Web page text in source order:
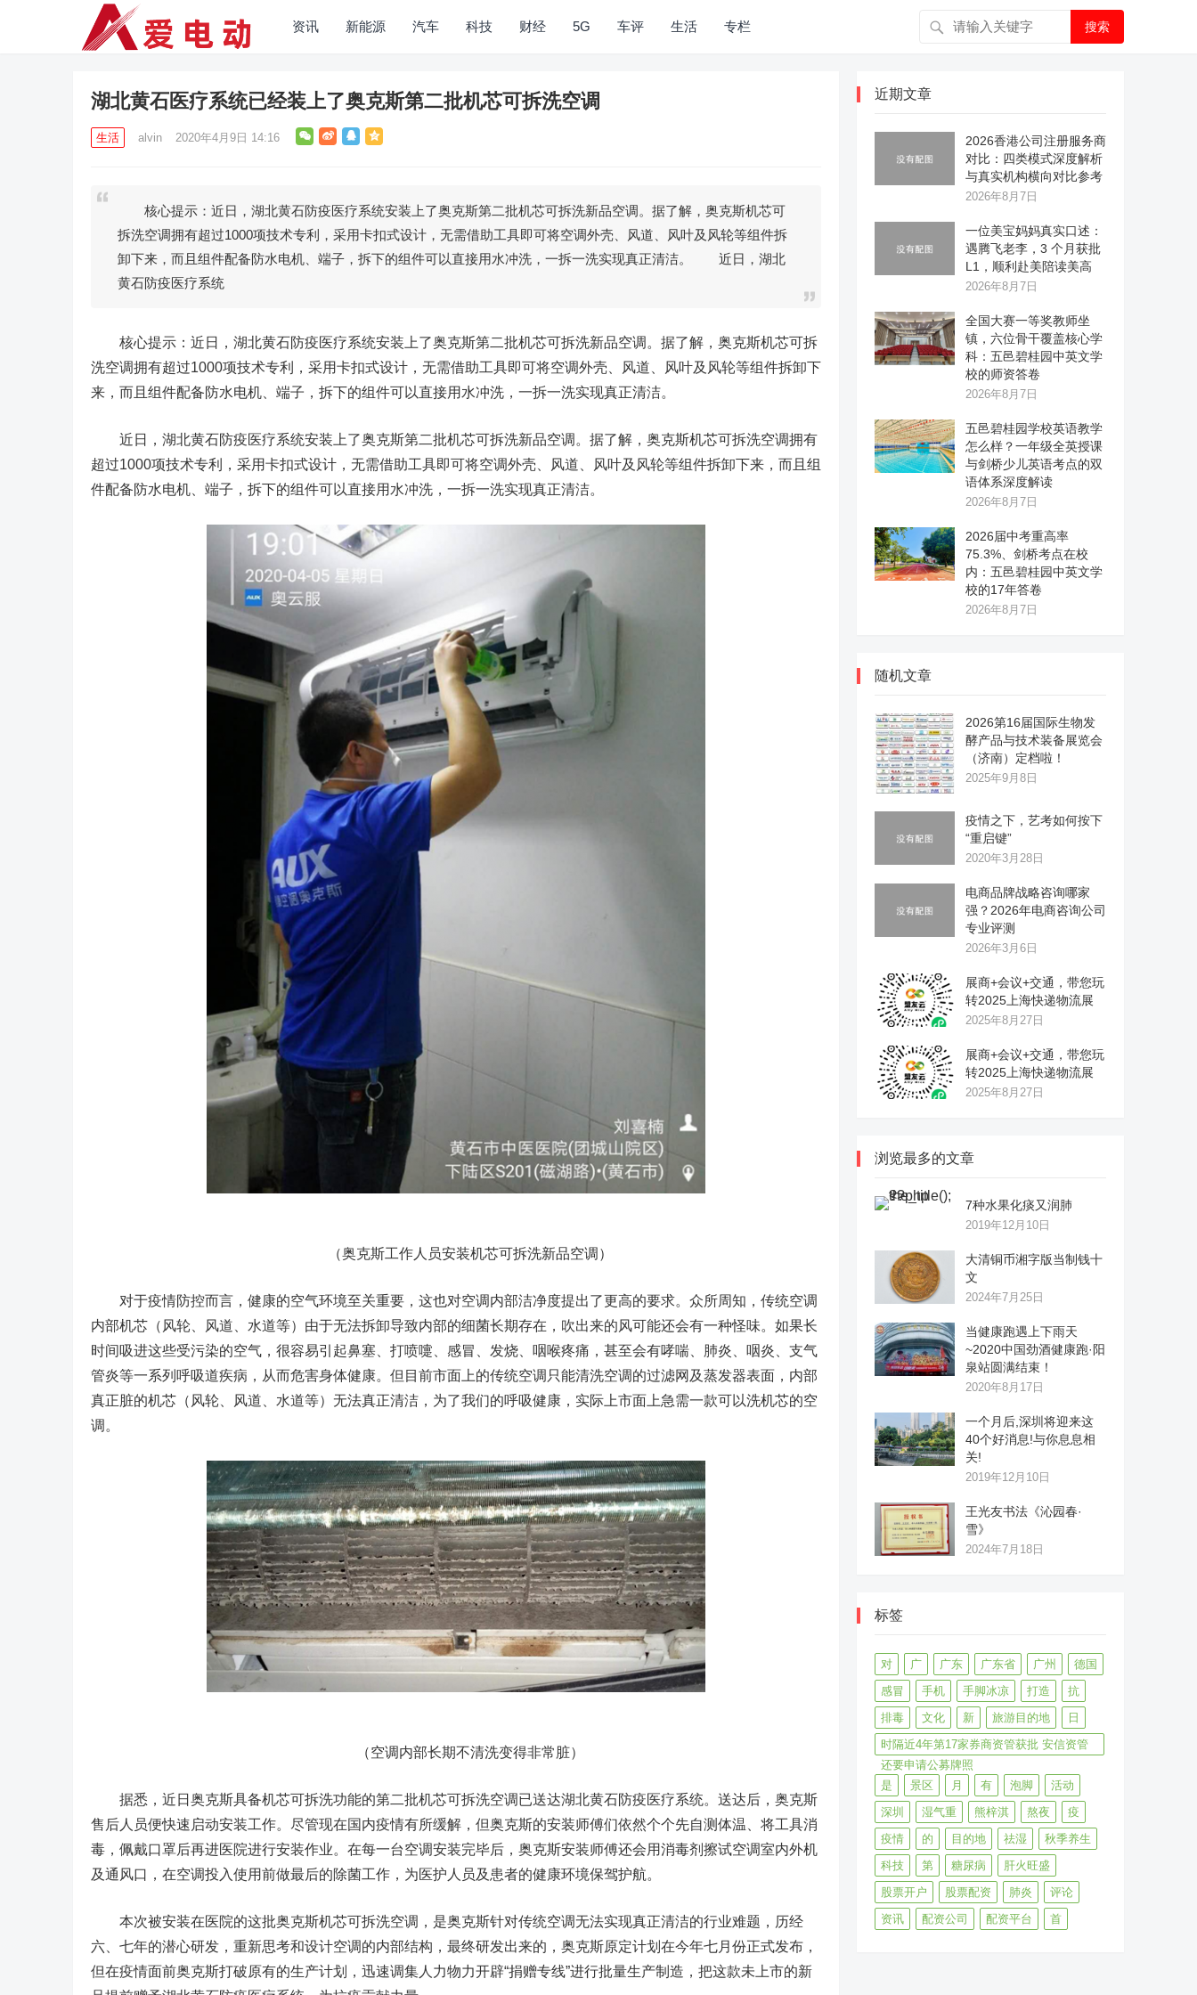
资讯 新能源 汽车 科技 财经 5G 车评 生活 专栏 搜索
湖北黄石医疗系统已经装上了奥克斯第二批机芯可拆洗空调
生活 alvin 2020年4月9日 14:16
核心提示：近日，湖北黄石防疫医疗系统安装上了奥克斯第二批机芯可拆洗新品空调。据了解，奥克斯机芯可
拆洗空调拥有超过1000项技术专利，采用卡扣式设计，无需借助工具即可将空调外壳、风道、风叶及风轮等组件拆
卸下来，而且组件配备防水电机、端子，拆下的组件可以直接用水冲洗，一拆一洗实现真正清洁。 近日，湖北
黄石防疫医疗系统
核心提示：近日，湖北黄石防疫医疗系统安装上了奥克斯第二批机芯可拆洗新品空调。据了解，奥克斯机芯可拆
洗空调拥有超过1000项技术专利，采用卡扣式设计，无需借助工具即可将空调外壳、风道、风叶及风轮等组件拆卸下
来，而且组件配备防水电机、端子，拆下的组件可以直接用水冲洗，一拆一洗实现真正清洁。
近日，湖北黄石防疫医疗系统安装上了奥克斯第二批机芯可拆洗新品空调。据了解，奥克斯机芯可拆洗空调拥有
超过1000项技术专利，采用卡扣式设计，无需借助工具即可将空调外壳、风道、风叶及风轮等组件拆卸下来，而且组
件配备防水电机、端子，拆下的组件可以直接用水冲洗，一拆一洗实现真正清洁。
（奥克斯工作人员安装机芯可拆洗新品空调）
对于疫情防控而言，健康的空气环境至关重要，这也对空调内部洁净度提出了更高的要求。众所周知，传统空调
内部机芯（风轮、风道、水道等）由于无法拆卸导致内部的细菌长期存在，吹出来的风可能还会有一种怪味。如果长
时间吸进这些受污染的空气，很容易引起鼻塞、打喷嚏、感冒、发烧、咽喉疼痛，甚至会有哮喘、肺炎、咽炎、支气
管炎等一系列呼吸道疾病，从而危害身体健康。但目前市面上的传统空调只能清洗空调的过滤网及蒸发器表面，内部
真正脏的机芯（风轮、风道、水道等）无法真正清洁，为了我们的呼吸健康，实际上市面上急需一款可以洗机芯的空
调。
（空调内部长期不清洗变得非常脏）
据悉，近日奥克斯具备机芯可拆洗功能的第二批机芯可拆洗空调已送达湖北黄石防疫医疗系统。送达后，奥克斯
售后人员便快速启动安装工作。尽管现在国内疫情有所缓解，但奥克斯的安装师傅们依然个个先自测体温、将工具消
毒，佩戴口罩后再进医院进行安装作业。在每一台空调安装完毕后，奥克斯安装师傅还会用消毒剂擦试空调室内外机
及通风口，在空调投入使用前做最后的除菌工作，为医护人员及患者的健康环境保驾护航。
本次被安装在医院的这批奥克斯机芯可拆洗空调，是奥克斯针对传统空调无法实现真正清洁的行业难题，历经
六、七年的潜心研发，重新思考和设计空调的内部结构，最终研发出来的，奥克斯原定计划在今年七月份正式发布，
但在疫情面前奥克斯打破原有的生产计划，迅速调集人力物力开辟“捐赠专线”进行批量生产制造，把这款未上市的新
近期文章
2026香港公司注册服务商
对比：四类模式深度解析
与真实机构横向对比参考
2026年8月7日
一位美宝妈妈真实口述：
遇腾飞老李，3 个月获批
L1，顺利赴美陪读美高
2026年8月7日
全国大赛一等奖教师坐
镇，六位骨干覆盖核心学
科：五邑碧桂园中英文学
校的师资答卷
2026年8月7日
五邑碧桂园学校英语教学
怎么样？一年级全英授课
与剑桥少儿英语考点的双
语体系深度解读
2026年8月7日
2026届中考重高率
75.3%、剑桥考点在校
内：五邑碧桂园中英文学
校的17年答卷
2026年8月7日
随机文章
2026第16届国际生物发
酵产品与技术装备展览会
（济南）定档啦！
2025年9月8日
疫情之下，艺考如何按下
“重启键”
2020年3月28日
电商品牌战略咨询哪家
强？2026年电商咨询公司
专业评测
2026年3月6日
展商+会议+交通，带您玩
转2025上海快递物流展
2025年8月27日
展商+会议+交通，带您玩
转2025上海快递物流展
2025年8月27日
浏览最多的文章
7种水果化痰又润肺
2019年12月10日
大清铜币湘字版当制钱十
文
2024年7月25日
当健康跑遇上下雨天
~2020中国劲酒健康跑·阳
泉站圆满结束！
2020年8月17日
一个月后,深圳将迎来这
40个好消息!与你息息相
关!
2019年12月10日
王光友书法《沁园春·
雪》
2024年7月18日
标签
对 广 广东 广东省 广州
德国
感冒
手机 手脚冰凉 打造
抗
排毒
文化 新 旅游目的地
日
时隔近4年第17家券商资管获批 安信资管
还要申请公募牌照
是
景区 月 有 泡脚
活动
深圳
湿气重 熊梓淇 熬夜
疫
疫情
的 目的地 祛湿
秋季养生
科技
第 糖尿病
肝火旺盛
股票开户
股票配资 肺炎
评论
资讯
配资公司 配资平台 首